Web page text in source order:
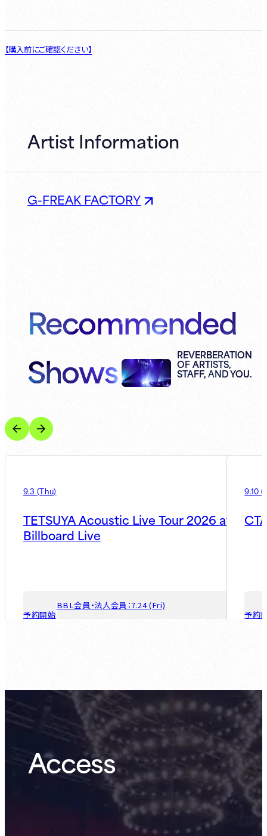
【購入前にご確認ください】
Artist Information
G-FREAK FACTORY
Recommended
Shows
REVERBERATION
OF ARTISTS,
STAFF, AND YOU.
9.3 (Thu)
TETSUYA Acoustic Live Tour 2026 at
Billboard Live
予約開始
BBL会員・法人会員：7.24 (Fri)
9.10 (
予約
Access